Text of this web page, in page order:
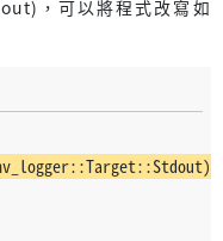
，可以將程式改寫如